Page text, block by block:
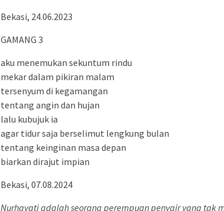
Bekasi, 24.06.2023
GAMANG 3
aku menemukan sekuntum rindu
mekar dalam pikiran malam
tersenyum di kegamangan
tentang angin dan hujan
lalu kubujuk ia
agar tidur saja berselimut lengkung bulan
tentang keinginan masa depan
biarkan dirajut impian
Bekasi, 07.08.2024
Nurhayati adalah seorang perempuan penyair yang tak